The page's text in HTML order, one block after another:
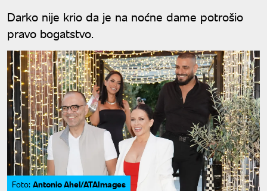
Darko nije krio da je na noćne dame potrošio
pravo bogatstvo.
Foto: Antonio Ahel/ATAImages